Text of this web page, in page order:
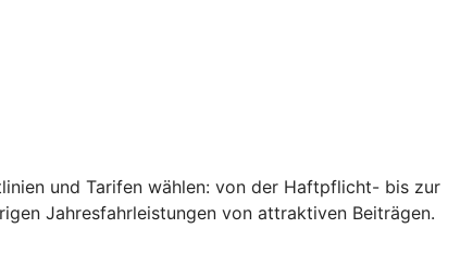
und Tarifen wählen: von der Haftpflicht- bis zur
Jahresfahrleistungen von attraktiven Beiträgen.